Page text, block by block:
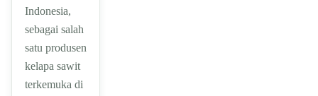
Indonesia,
sebagai salah
satu produsen
kelapa sawit
terkemuka di